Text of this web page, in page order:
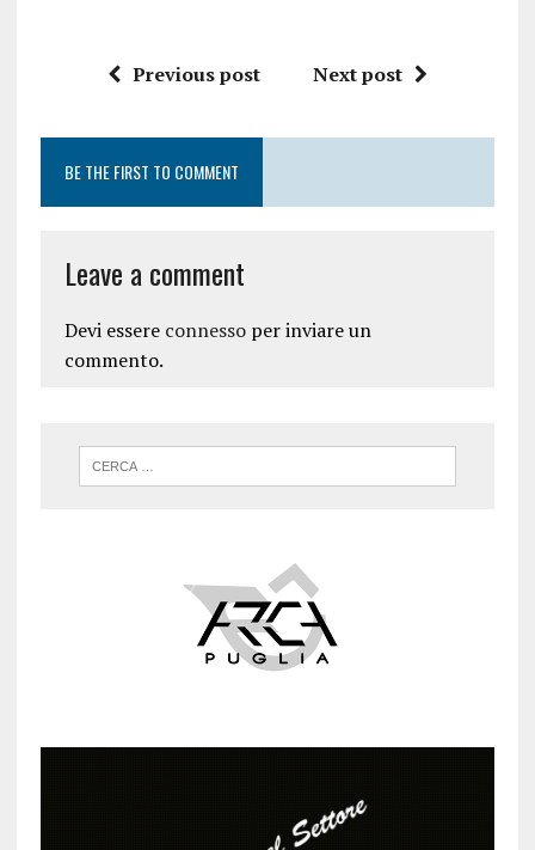
Previous post Next post
BE THE FIRST TO COMMENT
Leave a comment
Devi essere connessoper inviare un
commento.